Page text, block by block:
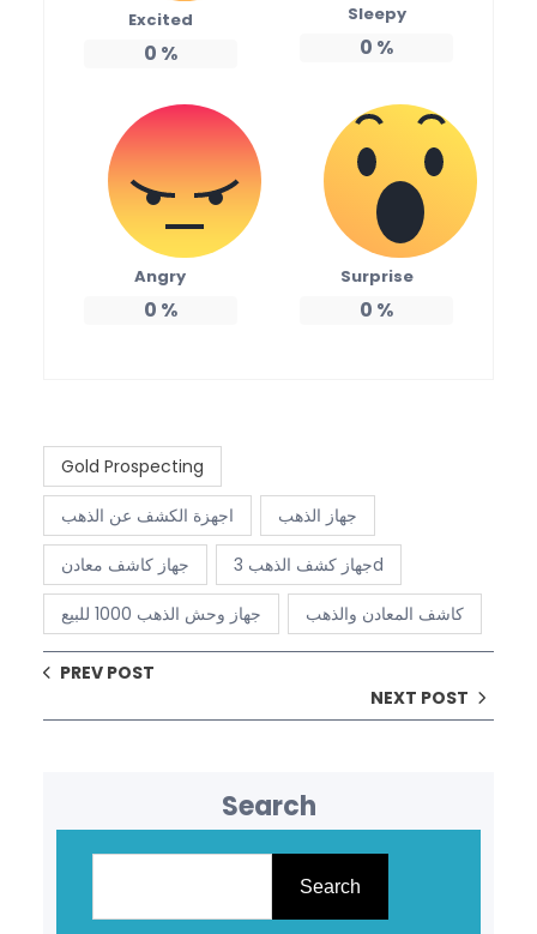
Excited
0 %
Sleepy
0 %
Angry
0 %
Surprise
0 %
Gold Prospecting
اجهزة الكشف عن الذهب جهاز الذهب
جهاز كاشف معادن جهاز كشف الذهب 3d
جهاز وحش الذهب 1000 للبيع كاشف المعادن والذهب
PREV POST
NEXT POST
Search
Search